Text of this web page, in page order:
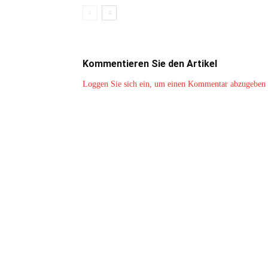
Kommentieren Sie den Artikel
Loggen Sie sich ein, um einen Kommentar abzugeben